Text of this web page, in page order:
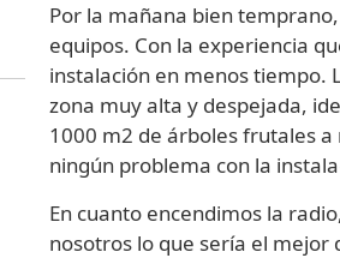
Por la mañana bien
equipos. Con la experiencia
instalación en menos tiempo.
zona muy alta y despejada,
1000 m2 de árboles frutales
ningún problema con la
En cuanto encendimos la
nosotros lo que sería el mejor